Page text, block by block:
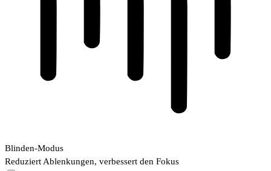
Blinden-Modus
Reduziert Ablenkungen, verbessert den Fokus